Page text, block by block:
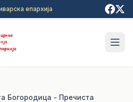
епархија
Богородица - Пречиста